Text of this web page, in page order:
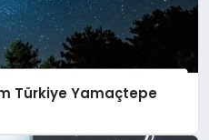
Türkiye Yamaçtepe